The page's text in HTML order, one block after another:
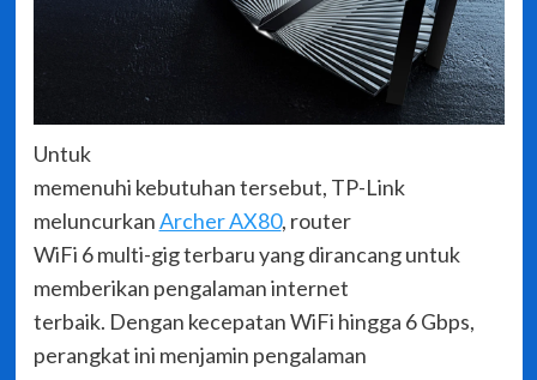
Untuk
memenuhi kebutuhan tersebut, TP-Link
meluncurkanArcher AX80, router
WiFi 6 multi-gig terbaru yang dirancang untuk
memberikan pengalaman internet
terbaik. Dengan kecepatan WiFi hingga 6 Gbps,
perangkat ini menjamin pengalaman